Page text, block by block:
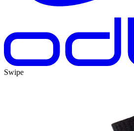
Swipe